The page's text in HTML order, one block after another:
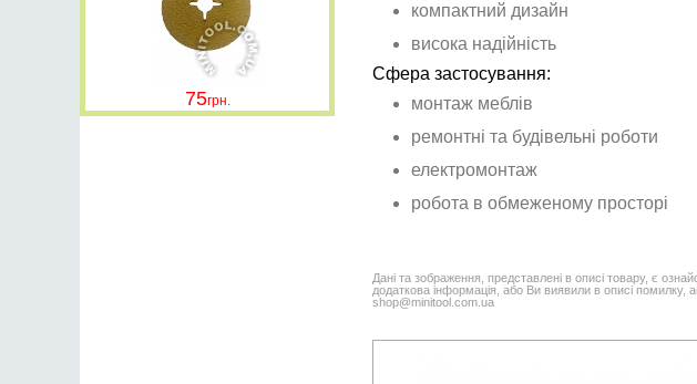
компактний дизайн
висока надійність
Сфера застосування:
монтаж меблів
ремонтні та будівельні роботи
електромонтаж
робота в обмеженому просторі
Дані та зображення, представлені в описі товару, є
додаткова інформація, або Ви виявили в описі помилку,
shop@minitool.com.ua
75